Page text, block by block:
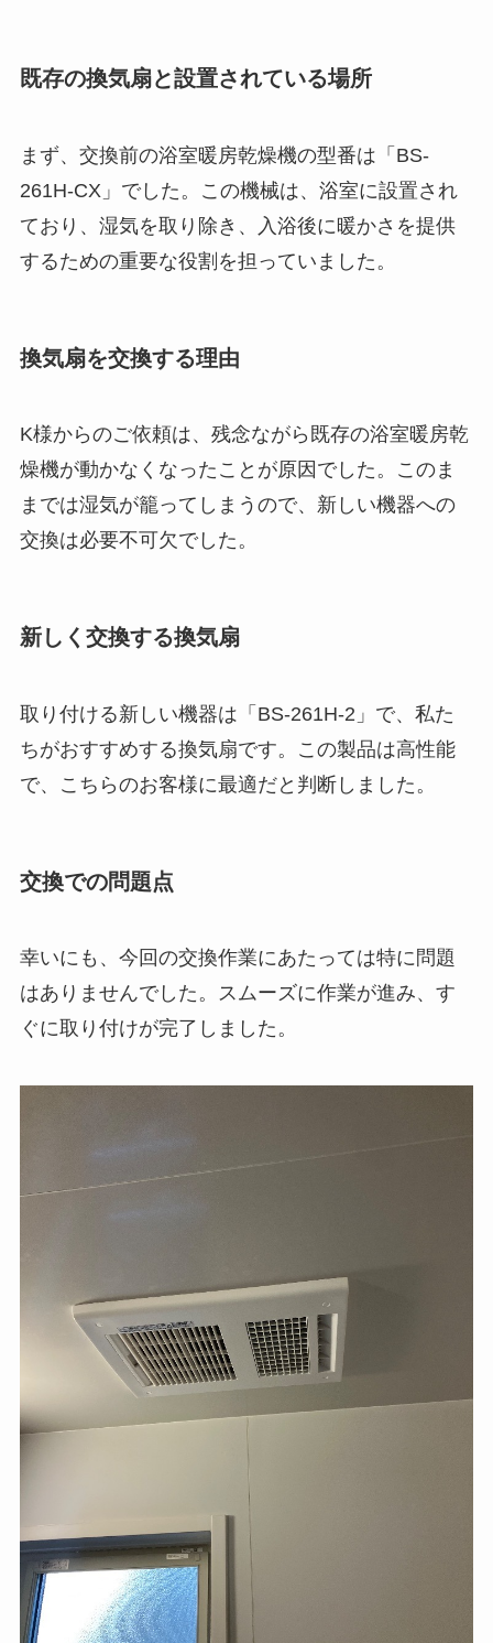
既存の換気扇と設置されている場所
まず、交換前の浴室暖房乾燥機の型番は「BS-
261H-CX」でした。この機械は、浴室に設置され
ており、湿気を取り除き、入浴後に暖かさを提供
するための重要な役割を担っていました。
換気扇を交換する理由
K様からのご依頼は、残念ながら既存の浴室暖房乾
燥機が動かなくなったことが原因でした。このま
までは湿気が籠ってしまうので、新しい機器への
交換は必要不可欠でした。
新しく交換する換気扇
取り付ける新しい機器は「BS-261H-2」で、私た
ちがおすすめする換気扇です。この製品は高性能
で、こちらのお客様に最適だと判断しました。
交換での問題点
幸いにも、今回の交換作業にあたっては特に問題
はありませんでした。スムーズに作業が進み、す
ぐに取り付けが完了しました。